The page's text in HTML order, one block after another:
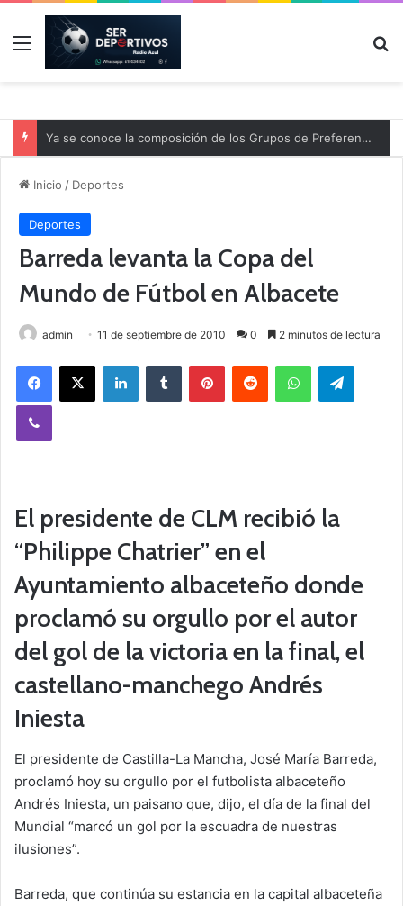
Menú
Ya se conoce la composición de los Grupos de Preferente y el calendario
Inicio / Deportes
Deportes
Barreda levanta la Copa del
Mundo de Fútbol en Albacete
admin 11 de septiembre de 2010 0 2 minutos de lectura
El presidente de CLM recibió la
“Philippe Chatrier” en el
Ayuntamiento albaceteño donde
proclamó su orgullo por el autor
del gol de la victoria en la final, el
castellano-manchego Andrés
Iniesta
El presidente de Castilla-La Mancha, José María Barreda,
proclamó hoy su orgullo por el futbolista albaceteño
Andrés Iniesta, un paisano que, dijo, el día de la final del
Mundial “marcó un gol por la escuadra de nuestras
ilusiones”.
Barreda, que continúa su estancia en la capital albaceteña